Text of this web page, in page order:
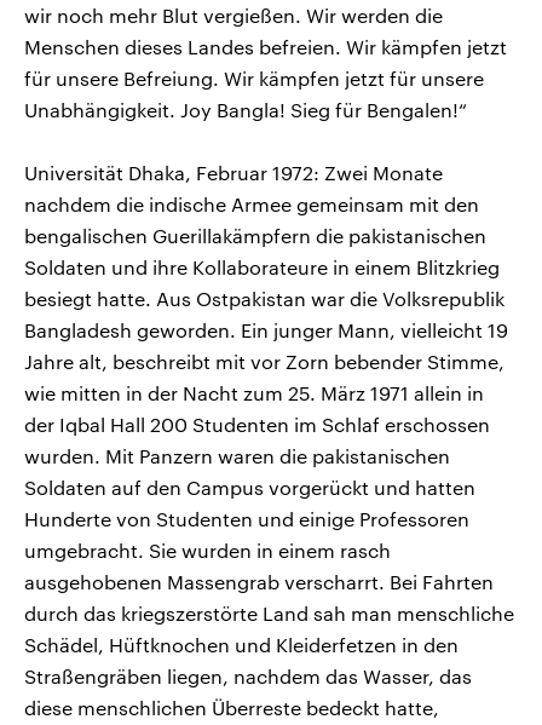
wir noch mehr Blut vergießen. Wir werden die
Menschen dieses Landes befreien. Wir kämpfen jetzt
für unsere Befreiung. Wir kämpfen jetzt für unsere
Unabhängigkeit. Joy Bangla! Sieg für Bengalen!“
Universität Dhaka, Februar 1972: Zwei Monate
nachdem die indische Armee gemeinsam mit den
bengalischen Guerillakämpfern die pakistanischen
Soldaten und ihre Kollaborateure in einem Blitzkrieg
besiegt hatte. Aus Ostpakistan war die Volksrepublik
Bangladesh geworden. Ein junger Mann, vielleicht 19
Jahre alt, beschreibt mit vor Zorn bebender Stimme,
wie mitten in der Nacht zum 25. März 1971 allein in
der Iqbal Hall 200 Studenten im Schlaf erschossen
wurden. Mit Panzern waren die pakistanischen
Soldaten auf den Campus vorgerückt und hatten
Hunderte von Studenten und einige Professoren
umgebracht. Sie wurden in einem rasch
ausgehobenen Massengrab verscharrt. Bei Fahrten
durch das kriegszerstörte Land sah man menschliche
Schädel, Hüftknochen und Kleiderfetzen in den
Straßengräben liegen, nachdem das Wasser, das
diese menschlichen Überreste bedeckt hatte,